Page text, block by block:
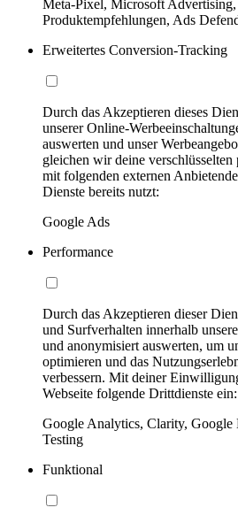
Meta-Pixel, Microsoft
Produktempfehlungen, Ads
Erweitertes Conversion-Tracking
Durch das Akzeptieren dieses
unserer Online-
auswerten und unser
gleichen wir deine verschlüsselten
mit folgenden externen
Dienste bereits nutzt:
Google Ads
Performance
Durch das Akzeptieren dieser
und Surfverhalten innerhalb
und anonymisiert auswerten, um
optimieren und das
verbessern. Mit deiner
Webseite folgende Drittdienste ein:
Google Analytics, Clarity, Google
Testing
Funktional